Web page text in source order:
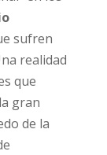
sufren
realidad
que
gran
de la